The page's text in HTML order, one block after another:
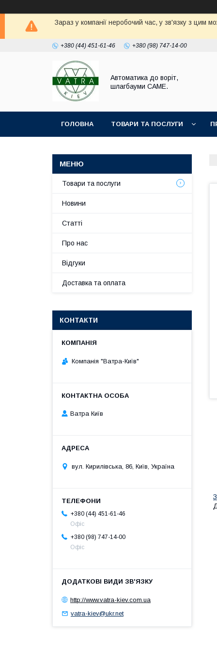
Зараз у компанії неробочий час, у зв'язку з цим
+380 (44) 451-61-46 +380 (98) 747-14-00
Автоматика до воріт,
шлагбауми CAME.
ГОЛОВНА ТОВАРИ ТА ПОСЛУГИ
Товари та послуги
Новини
Статті
Про нас
Відгуки
Доставка та оплата
КОНТАКТИ
Компанія "Ватра-Київ"
Ватра Київ
вул. Кирилівська, 86, Київ, Україна
+380 (44) 451-61-46
Офіс
+380 (98) 747-14-00
Офіс
http://www.vatra-kiev.com.ua
vatra-kiev@ukr.net